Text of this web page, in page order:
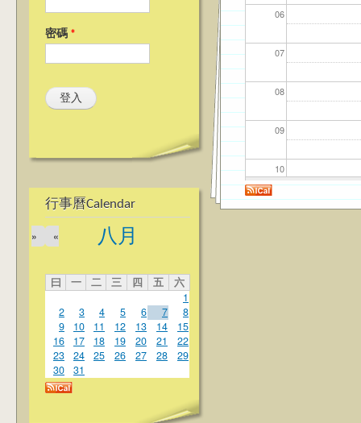
密碼 *
行事曆Calendar
八月
«
»
曰 一 二 三 四 五
六
1
2
3 4 5 6 7
8
9
10 11 12 13 14
15
16
17 18 19 20 21
22
23
24 25 26 27 28
29
30
31
06
07
08
09
10
11